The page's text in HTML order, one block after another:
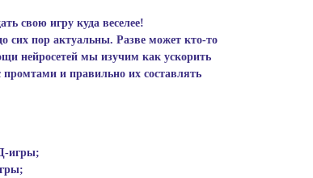
свою игру куда веселее!
пор актуальны. Разве может кто-то
нейросетей мы изучим как ускорить
промтами и правильно их составлять
игры;